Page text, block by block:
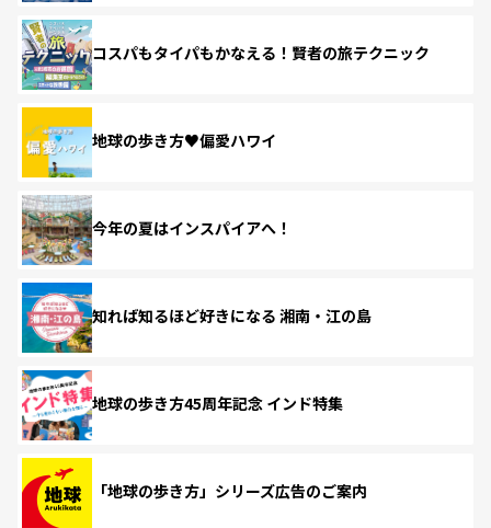
コスパもタイパもかなえる！賢者の旅テクニック
地球の歩き方♥偏愛ハワイ
今年の夏はインスパイアへ！
知れば知るほど好きになる 湘南・江の島
地球の歩き方45周年記念 インド特集
「地球の歩き方」シリーズ広告のご案内